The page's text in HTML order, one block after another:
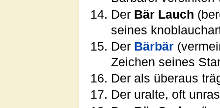
Der Bär Lauch
seines
Der Bärbär
Zeichen seines
Der als überaus
Der uralte, oft